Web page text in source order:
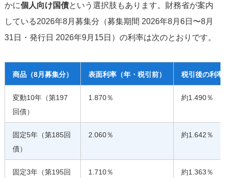
かに個人向け国債という選択肢もあります。財務省が案内
している2026年8月募集分（募集期間 2026年8月6日〜8月
31日・発行日 2026年9月15日）の利率は次のとおりです。
商品（8月募集分） 表面利率（年・税引前） 税引後の利
変動10年（第197
回債）
1.870％ 約1.490％
固定5年（第185回
債）
2.060％ 約1.642％
固定3年（第195回 1.710％ 約1.363％